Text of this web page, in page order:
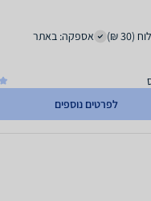
₪)
אספקה: באתר
לפרטים נוספים